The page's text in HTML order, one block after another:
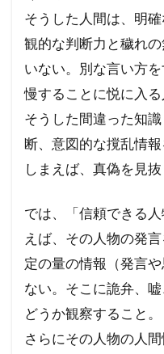
そうした人間は、明
観的な判断力と穢れ
いない。別な言い方
慢することに悦に入る
そうした間違った知
断、意図的な撹乱情
しまえば、真偽を見
では、「信頼できる
えば、その人物の発
定の量の情報（発言
ない。そこに詭弁、
どうか観察すること。
さらにその人物の人間